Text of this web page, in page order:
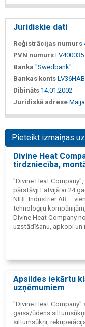
Juridiskie dati
Reģistrācijas numurs
PVN numurs
Banka "Swedbank"
Bankas konts
Dibināts 14.01.2002
Juridiskā adrese
Pieteikt izmaiņas
Divine Heat
tirdzniecība,
"Divine Heat
pārstāvji Latvijā ar 24
NIBE Industrier AB –
tehnoloģiju
Divine Heat Company
uzstādīšanu, apkopi un
Apsildes iekārtu
uzņēmumiem
"Divine Heat
gaisa/ūdens
siltumsūkņi,